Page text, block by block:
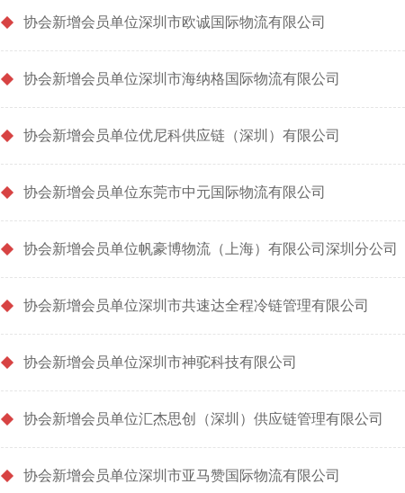
协会新增会员单位深圳市欧诚国际物流有限公司
协会新增会员单位深圳市海纳格国际物流有限公司
协会新增会员单位优尼科供应链（深圳）有限公司
协会新增会员单位东莞市中元国际物流有限公司
协会新增会员单位帆豪博物流（上海）有限公司深圳分公司
协会新增会员单位深圳市共速达全程冷链管理有限公司
协会新增会员单位深圳市神驼科技有限公司
协会新增会员单位汇杰思创（深圳）供应链管理有限公司
协会新增会员单位深圳市亚马赞国际物流有限公司